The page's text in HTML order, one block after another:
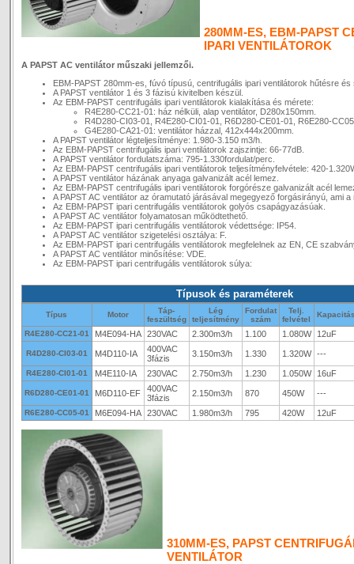
280MM-ES, EBM-PAPST
IPARI VENTILÁTOROK
A PAPST AC ventilátor műszaki jellemzői.
EBM-PAPST 280mm-es, fúvó típusú, centrifugális ipari ventilátorok hűtésre
A PAPST ventilátor 1 és 3 fázisú kivitelben készül.
Az EBM-PAPST centrifugális ipari ventilátorok kialakítása és mérete:
R4E280-CC21-01: ház nélküli, alap ventilátor, D280x150mm.
R4D280-CI03-01, R4E280-CI01-01, R6D280-CE01-01, R6E280-
G4E280-CA21-01: ventilátor házzal, 412x444x200mm.
A PAPST ventilátor légteljesítménye: 1.980-3.150 m3/h.
Az EBM-PAPST centrifugális ipari ventilátorok zajszintje: 66-77dB.
A PAPST ventilátor fordulatszáma: 795-1.330fordulat/perc.
Az EBM-PAPST centrifugális ipari ventilátorok teljesítményfelvétele: 420-
A PAPST ventilátor házának anyaga galvanizált acél lemez.
Az EBM-PAPST centrifugális ipari ventilátorok forgórésze galvanizált acél
A PAPST AC ventilátor az óramutató járásával megegyező forgásirányú, ami
Az EBM-PAPST ipari centrifugális ventilátorok golyós csapágyazásúak.
A PAPST AC ventilátor folyamatosan működtethető.
Az EBM-PAPST ipari centrifugális ventilátorok védettsége: IP54.
A PAPST AC ventilátor szigetelési osztálya: F.
Az EBM-PAPST ipari centrifugális ventilátorok megfelelnek az EN, CE
A PAPST AC ventilátor minősítése: VDE.
Az EBM-PAPST ipari centrifugális ventilátorok súlya:
Típusok és paraméterek
Típus Motor
Táp-
feszültség
Lég
teljesítmény
Fordulat
szám
Telj.
felvétel
R4E280-CC21-01 M4E094-HA 230VAC 2.300m3/h 1.100 1.080W 12uF
R4D280-CI03-01 M4D110-IA
400VAC
3fázis
3.150m3/h 1.330 1.320W ---
R4E280-CI01-01 M4E110-IA 230VAC 2.750m3/h 1.230 1.050W 16uF
R6D280-CE01-01 M6D110-EF
400VAC
3fázis
2.150m3/h 870 450W ---
R6E280-CC05-01 M6E094-HA 230VAC 1.980m3/h 795 420W 12uF
310MM-ES, PAPST
VENTILÁTOR